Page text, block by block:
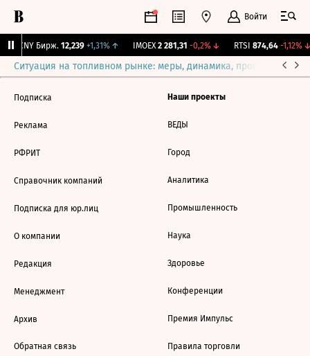
Войти
CNY Бирж. 12,239 +1,31%↑ IMOEX 2 281,31 -0,2%↓ RTSI 874,64 -1,12%↓
Ситуация на топливном рынке: меры, динамика, прогнозы
Подписка
Реклама
РФРИТ
Справочник компаний
Подписка для юр.лиц
О компании
Редакция
Менеджмент
Архив
Обратная связь
Наши проекты
ВЕДЫ
Город
Аналитика
Промышленность
Наука
Здоровье
Конференции
Премия Импульс
Правила торговли